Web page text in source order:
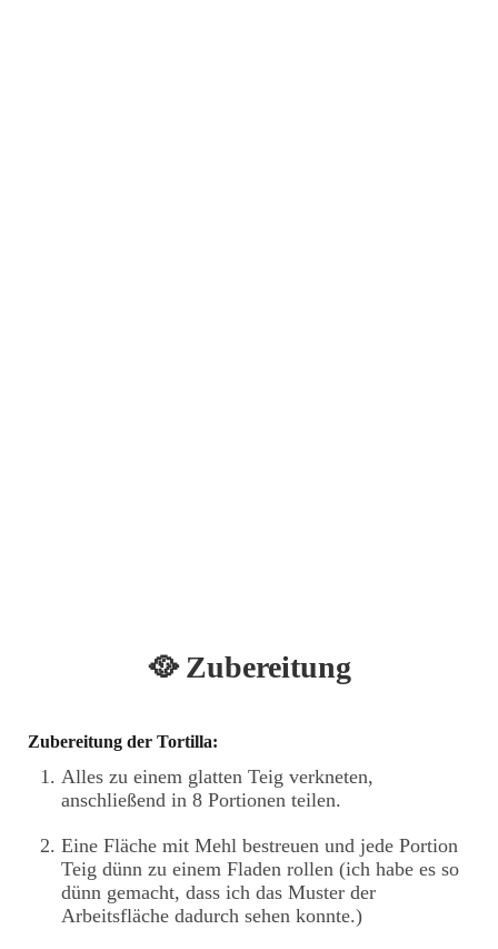
🥘 Zubereitung
Zubereitung der Tortilla:
Alles zu einem glatten Teig verkneten,
anschließend in 8 Portionen teilen.
Eine Fläche mit Mehl bestreuen und jede Portion
Teig dünn zu einem Fladen rollen (ich habe es so
dünn gemacht, dass ich das Muster der
Arbeitsfläche dadurch sehen konnte.)